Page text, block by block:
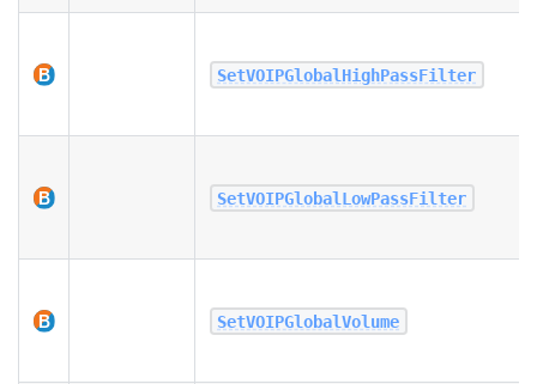
SetVOIPGlobalHighPassFilter
SetVOIPGlobalLowPassFilter
SetVOIPGlobalVolume